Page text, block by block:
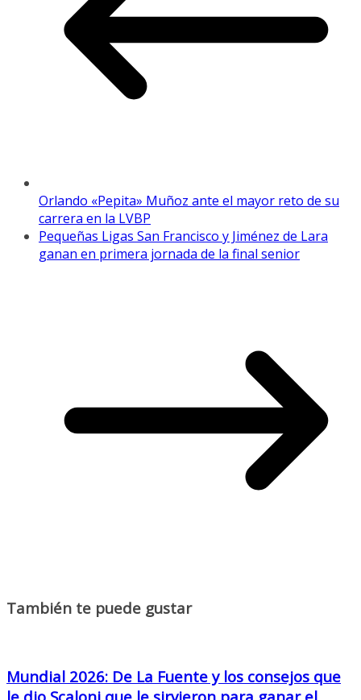
Orlando «Pepita» Muñoz ante el mayor reto de su
carrera en la LVBP
Pequeñas Ligas San Francisco y Jiménez de Lara
ganan en primera jornada de la final senior
También te puede gustar
Mundial 2026: De La Fuente y los consejos que